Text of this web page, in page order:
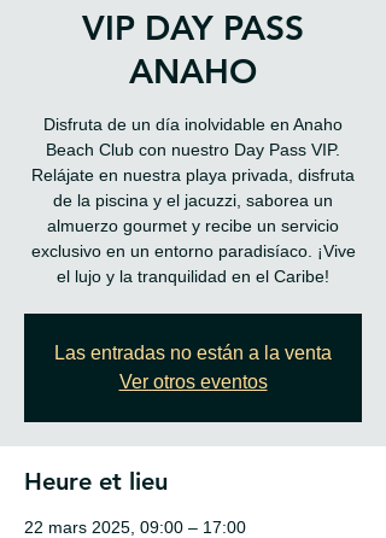
VIP DAY PASS
ANAHO
Disfruta de un día inolvidable en Anaho
Beach Club con nuestro Day Pass VIP.
Relájate en nuestra playa privada, disfruta
de la piscina y el jacuzzi, saborea un
almuerzo gourmet y recibe un servicio
exclusivo en un entorno paradisíaco. ¡Vive
Las entradas no están a la venta
Ver otros eventos
Heure et lieu
22 mars 2025, 09:00 – 17:00